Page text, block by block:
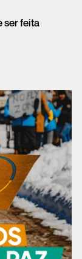
ser feita